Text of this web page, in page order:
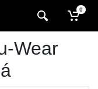
0
Wear